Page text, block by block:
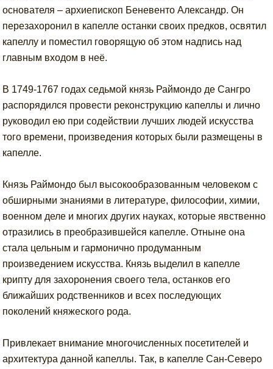
основателя – архиепископ Беневенто Александр. Он
перезахоронил в капелле останки своих предков, освятил
капеллу и поместил говорящую об этом надпись над
главным входом в неё.
В 1749-1767 годах седьмой князь Раймондо де Сангро
распорядился провести реконструкцию капеллы и лично
руководил ею при содействии лучших людей искусства
того времени, произведения которых были размещены в
капелле.
Князь Раймондо был высокообразованным человеком с
обширными знаниями в литературе, философии, химии,
военном деле и многих других науках, которые явственно
отразились в преобразившейся капелле. Отныне она
стала цельным и гармонично продуманным
произведением искусства. Князь выделил в капелле
крипту для захоронения своего тела, останков его
ближайших родственников и всех последующих
поколений княжеского рода.
Привлекает внимание многочисленных посетителей и
архитектура данной капеллы. Так, в капелле Сан-Северо